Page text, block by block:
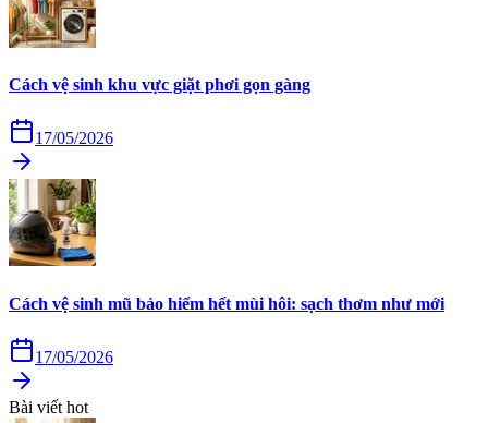
Cách vệ sinh khu vực giặt phơi gọn gàng
17/05/2026
Cách vệ sinh mũ bảo hiểm hết mùi hôi: sạch thơm như mới
17/05/2026
Bài viết hot